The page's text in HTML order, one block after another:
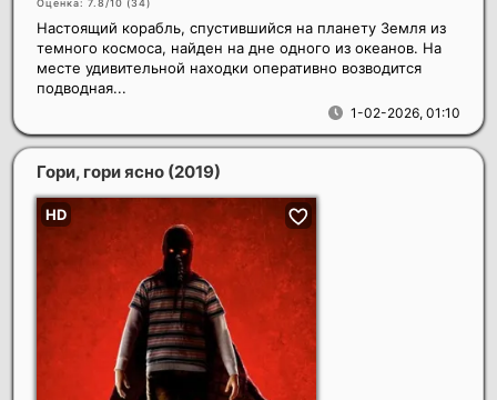
1-02-2026, 01:10
Настоящий корабль, спустившийся на планету Земля из
темного космоса, найден на дне одного из океанов. На
месте удивительной находки оперативно возводится
подводная...
Гори, гори ясно (2019)